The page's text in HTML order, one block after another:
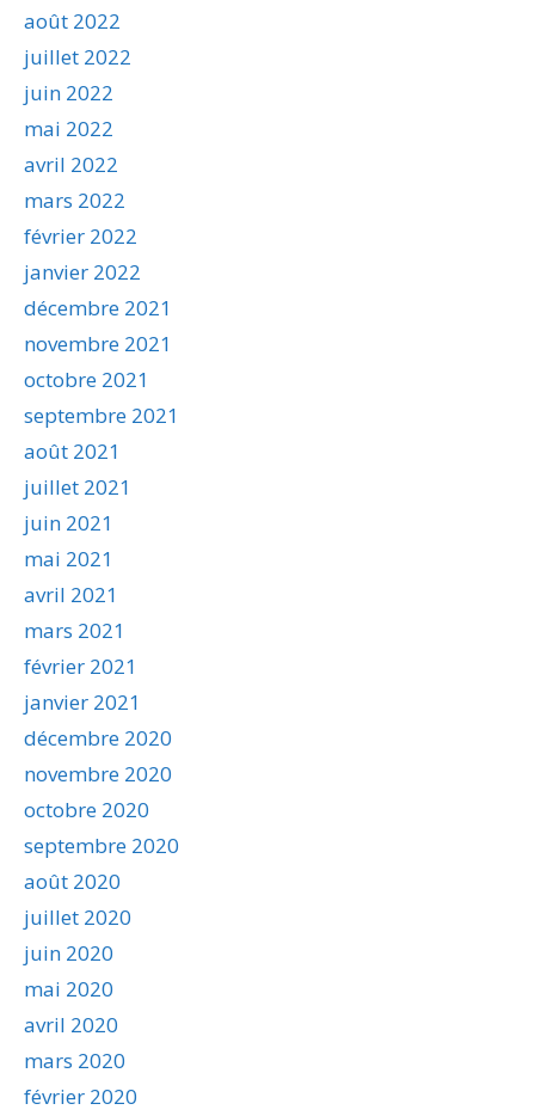
août 2022
juillet 2022
juin 2022
mai 2022
avril 2022
mars 2022
février 2022
janvier 2022
décembre 2021
novembre 2021
octobre 2021
septembre 2021
août 2021
juillet 2021
juin 2021
mai 2021
avril 2021
mars 2021
février 2021
janvier 2021
décembre 2020
novembre 2020
octobre 2020
septembre 2020
août 2020
juillet 2020
juin 2020
mai 2020
avril 2020
mars 2020
février 2020